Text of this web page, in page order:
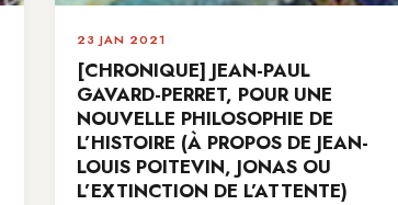
23 JAN 2021
[CHRONIQUE] JEAN-PAUL
GAVARD-PERRET, POUR UNE
NOUVELLE PHILOSOPHIE DE
L’HISTOIRE (À PROPOS DE JEAN-
LOUIS POITEVIN, JONAS OU
L’EXTINCTION DE L’ATTENTE)